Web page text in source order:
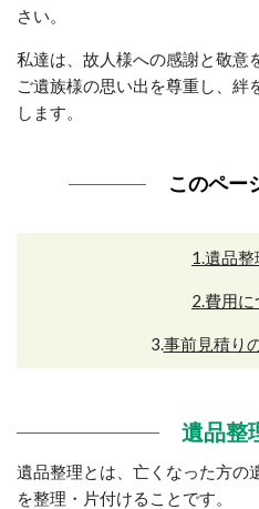
さい。
私達は、故人様への感謝と敬意
ご遺族様の思い出を尊重し、絆
します。
このペー
1.遺品整
2.費用に
3.事前見積り
遺品整
遺品整理とは、亡くなった方の
を整理・片付けることです。